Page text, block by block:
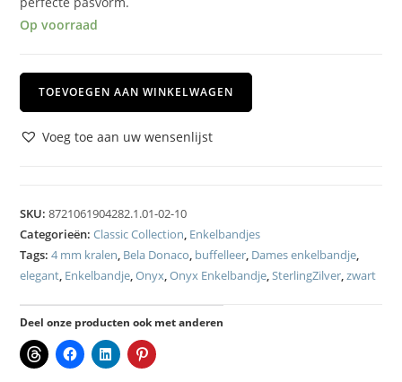
Op voorraad
TOEVOEGEN AAN WINKELWAGEN
Voeg toe aan uw wensenlijst
SKU:8721061904282.1.01-02-10
Categorieën:Classic Collection Enkelbandjes
Tags:4 mm kralen Bela Donaco buffelleer Dames enkelbandje
elegant Enkelbandje ,Onyx ,Onyx Enkelbandje SterlingZilver ,zwart
Deel onze producten ook met anderen